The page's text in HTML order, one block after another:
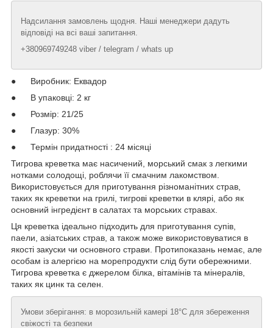
Надсилання замовлень щодня. Наші менеджери дадуть
відповіді на всі ваші запитання.
+380969749248 viber / telegram / whats up
● Виробник: Еквадор
● В упаковці: 2 кг
● Розмір: 21/25
● Глазур: 30%
● Термін придатності : 24 місяці
Тигрова креветка має насичений, морський смак з легкими
нотками солодощі, роблячи її смачним лакомством.
Використовується для приготування різноманітних страв,
таких як креветки на грилі, тигрові креветки в клярі, або як
основний інгредієнт в салатах та морських стравах.
Ця креветка ідеально підходить для приготування супів,
паели, азіатських страв, а також може використовуватися в
якості закуски чи основного страви. Протипоказань немає, але
особам із алергією на морепродукти слід бути обережними.
Тигрова креветка є джерелом білка, вітамінів та мінералів,
таких як цинк та селен.
Умови зберігання: в морозильній камері 18°C для збереження
свіжості та безпеки